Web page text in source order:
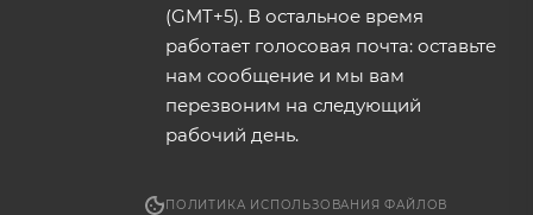
(GMT+5). В остальное время
работает голосовая почта: оставьте
нам сообщение и мы вам
перезвоним на следующий
рабочий день.
ПОЛИТИКА ИСПОЛЬЗОВАНИЯ ФАЙЛОВ